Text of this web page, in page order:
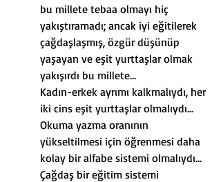
bu millete tebaa olmayı hiç
yakıştıramadı; ancak iyi eğitilerek
çağdaşlaşmış, özgür düşünüp
yaşayan ve eşit yurttaşlar olmak
yakışırdı bu millete…
Kadın-erkek ayrımı kalkmalıydı, her
iki cins eşit yurttaşlar olmalıydı…
Okuma yazma oranının
yükseltilmesi için öğrenmesi daha
kolay bir alfabe sistemi olmalıydı…
Çağdaş bir eğitim sistemi